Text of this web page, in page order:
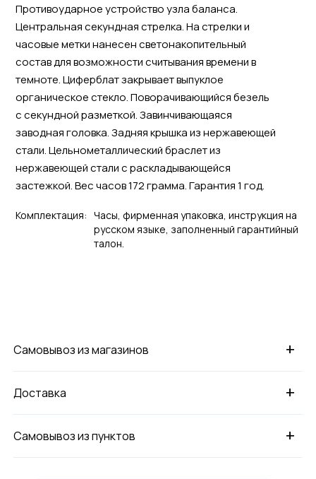
Противоударное устройство узла баланса.
Центральная секундная стрелка. На стрелки и
часовые метки нанесен светонакопительный
состав для возможности считывания времени в
темноте. Циферблат закрывает выпуклое
органическое стекло. Поворачивающийся безель
с секундной разметкой. Завинчивающаяся
заводная головка. Задняя крышка из нержавеющей
стали. Цельнометаллический браслет из
нержавеющей стали с раскладывающейся
застежкой. Вес часов 172 грамма. Гарантия 1 год.
Комплектация: Часы, фирменная упаковка, инструкция на
русском языке, заполненный гарантийный
талон.
+
Самовывоз из магазинов
+
Доставка
+
Самовывоз из пунктов